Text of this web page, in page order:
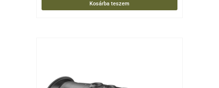
Kosárba teszem